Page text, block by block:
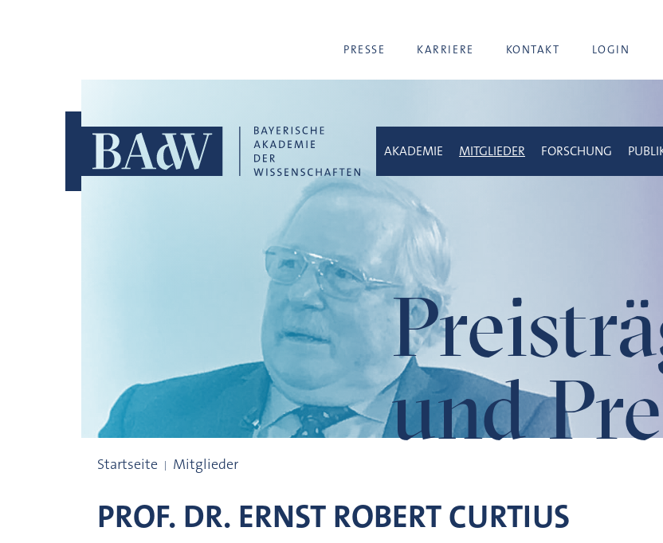
PRESSE KARRIERE KONTAKT LOGIN
und
AKADEMIE MITGLIEDER FORSCHUNG
Startseite Mitglieder
PROF. DR. ERNST ROBERTCURTIUS